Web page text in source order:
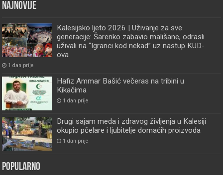
Najnovije
Kalesijsko ljeto 2026 | Uživanje za sve
generacije: Šarenko zabavio mališane, odrasli
uživali na “Igranci kod nekad” uz nastup KUD-
ova
1 dan prije
Hafiz Ammar Bašić večeras na tribini u
Kikačima
1 dan prije
Drugi sajam meda i zdravog življenja u Kalesiji
okupio pčelare i ljubitelje domaćih proizvoda
1 dan prije
Popularno